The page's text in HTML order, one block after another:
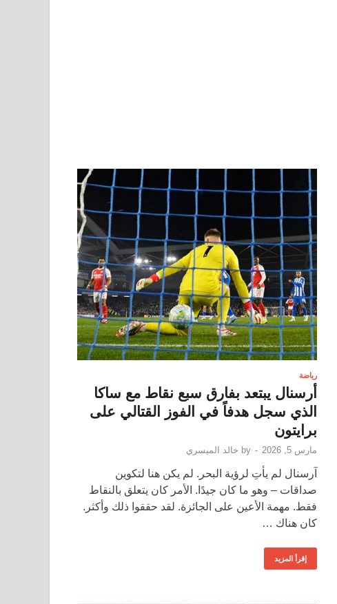
رياضة
أرسنال يبتعد بفارق سبع نقاط مع ساكا
الذي سجل هدفاً في الفوز القتالي على
برايتون
مارس 5, 2026 -
by خالد الميسري
آرسنال لم يأتِ لرؤية البحر. لم يكن هنا لتكوين
صداقات – وهو ما كان جيدًا. الأمر كان يتعلق بالنقاط
فقط. مهمة الأعين على الجائزة. لقد حققوا ذلك وأكثر.
كان هناك …
إقرأ المزيد